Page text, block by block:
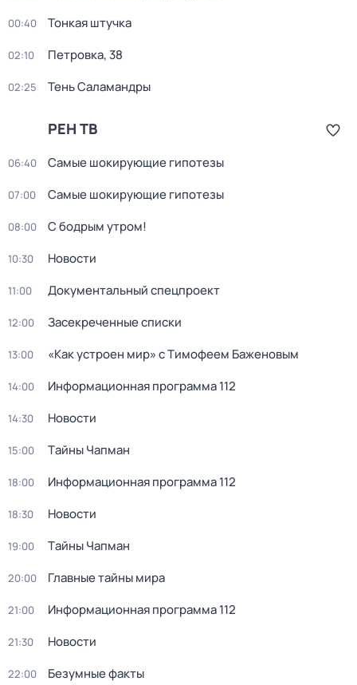
00:40 Тонкая штучка
02:10 Петровка, 38
02:25 Тень Саламандры
РЕН ТВ
06:40 Самые шoкиpующие гипотезы
07:00 Самые шoкиpующие гипотезы
08:00 С бодрым утром!
10:30 Новости
11:00 Документальный спецпроект
12:00 Заcекрeченные списки
13:00 «Как устроен мир» с Тимофеем Баженовым
14:00 Информационная программа 112
14:30 Новости
15:00 Тaйны Чапман
18:00 Информационная программа 112
18:30 Новости
19:00 Тaйны Чапман
20:00 Главные тайны мира
21:00 Информационная программа 112
21:30 Новости
22:00 Безумные факты